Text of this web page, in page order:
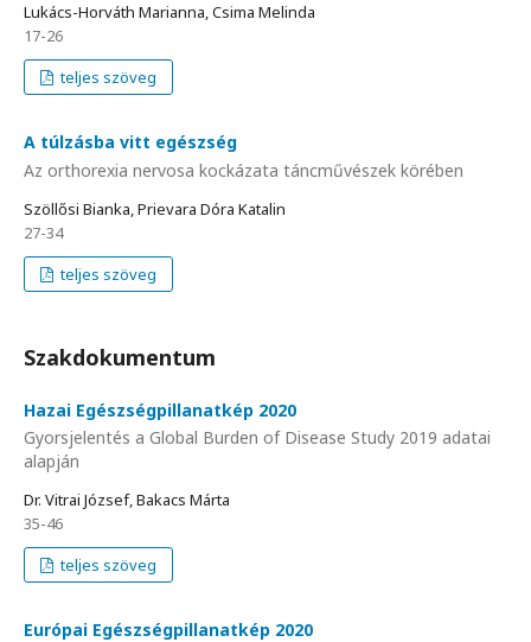
Lukács-Horváth Marianna, Csima Melinda
17-26
teljes szöveg
A túlzásba vitt egészség
Az orthorexia nervosa kockázata táncművészek körében
Szöllősi Bianka, Prievara Dóra Katalin
27-34
teljes szöveg
Szakdokumentum
Hazai Egészségpillanatkép 2020
Gyorsjelentés a Global Burden of Disease Study 2019 adatai
alapján
Dr. Vitrai József, Bakacs Márta
35-46
teljes szöveg
Európai Egészségpillanatkép 2020